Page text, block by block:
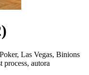
Las Vegas, Binions
autora